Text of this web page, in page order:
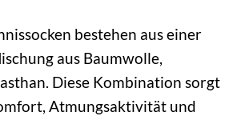
bestehen aus einer
aus Baumwolle,
Diese Kombination sorgt
Atmungsaktivität und